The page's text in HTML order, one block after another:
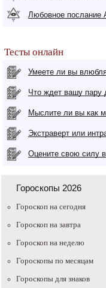
Любовное послание
Тесты онлайн
Умеете ли вы
Что ждет вашу пару
Мыслите ли вы как
Экстраверт или
Оцените свою силу
Гороскопы 2026
Гороскоп на сегодня
Гороскоп на завтра
Гороскоп на неделю
Гороскопы по месяцам
Гороскопы для знаков